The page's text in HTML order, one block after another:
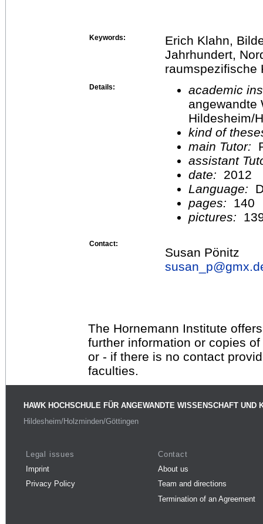
Keywords:
Erich Klahn,
Jahrhundert,
raumspezifische
Details:
academic
angewandte
Hildesheim/
kind of
main Tutor:
assistant
date:
2012
Language:
pages:
140
pictures:
Contact:
Susan Pönitz
susan_p@
The Hornemann Institute
further information or copies
or - if there is no contact
faculties.
HAWK HOCHSCHULE FÜR ANGEWANDTE WISSENSCHAFT UND
Hildesheim/Holzminden/Göttingen
Legal issues
Imprint
Privacy Policy
Contact
About us
Team and directions
Termination of an Agreement